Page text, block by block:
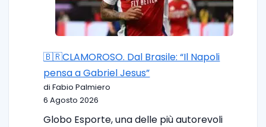
🇧🇷CLAMOROSO. Dal Brasile: “Il Napoli
pensa a Gabriel Jesus”
di Fabio Palmiero
6 Agosto 2026
Globo Esporte, una delle più autorevoli